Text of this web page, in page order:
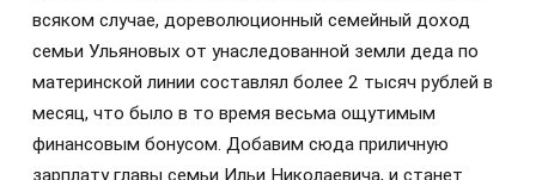
всяком случае, дореволюционный семейный доход
семьи Ульяновых от унаследованной земли деда по
материнской линии составлял более 2 тысяч рублей в
месяц, что было в то время весьма ощутимым
финансовым бонусом. Добавим сюда приличную
зарплату главы семьи Ильи Николаевича, и станет